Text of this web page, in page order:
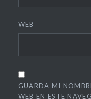
WEB
GUARDA MI
WEB EN ESTE